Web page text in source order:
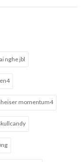
nghe jbl
momentum4